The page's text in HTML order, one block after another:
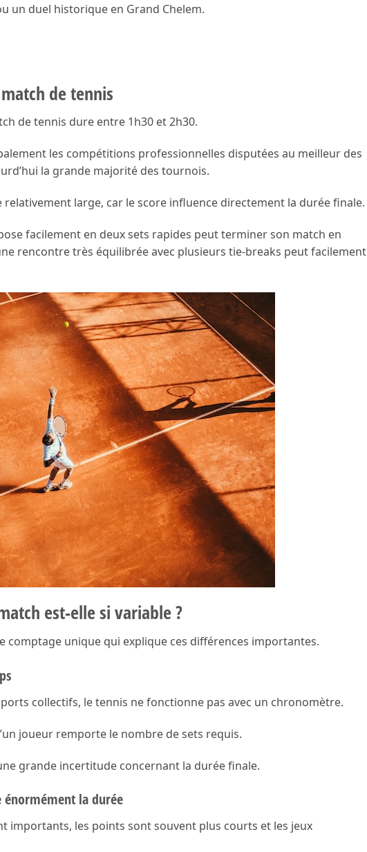
un duel historique en Grand Chelem.
de tennis
de tennis dure entre 1h30 et 2h30.
les compétitions professionnelles disputées au meilleur des
la grande majorité des tournois.
large, car le score influence directement la durée finale.
facilement en deux sets rapides peut terminer son match en
rencontre très équilibrée avec plusieurs tie-breaks peut facilement
est-elle si variable ?
comptage unique qui explique ces différences importantes.
collectifs, le tennis ne fonctionne pas avec un chronomètre.
joueur remporte le nombre de sets requis.
grande incertitude concernant la durée finale.
énormément la durée
importants, les points sont souvent plus courts et les jeux